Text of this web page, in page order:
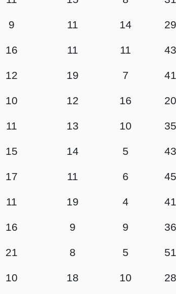
9 11 14
16 11 11
12 19 7
10 12 16
11 13 10
15 14 5
17 11 6
11 19 4
16 9 9
21 8 5
10 18 10